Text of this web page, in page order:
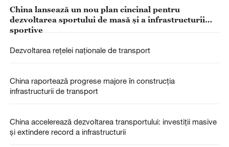
China lansează un nou plan cincinal pentru
dezvoltarea sportului de masă și a infrastructurii
sportive
Dezvoltarea rețelei naționale de transport
China raportează progrese majore în construcția
infrastructurii de transport
China accelerează dezvoltarea transportului: investiții masive
și extindere record a infrastructurii